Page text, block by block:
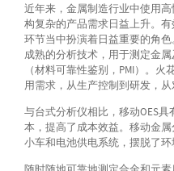
近年来，金属制造行业中使用
构复杂的产品需求日益上升。
环节当中扮演着日益重要的角
成熟的分析技术，用于测定金
（材料可靠性鉴别，PMI）。
用需求，从生产控制到研发，
与台式分析仪相比，移动OES
本，提高了成本效益。移动金
小车和电池供电系统，摆脱了环